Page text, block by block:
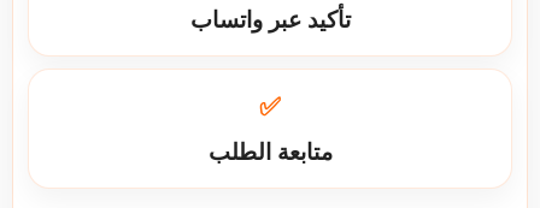
تأكيد عبر واتساب
✅
متابعة الطلب